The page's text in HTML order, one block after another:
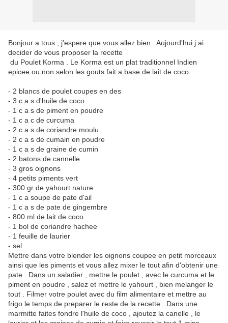
Bonjour a tous , j'espere que vous allez bien . Aujourd'hui j ai
decider de vous proposer la recette
du Poulet Korma . Le Korma est un plat traditionnel Indien
epicee ou non selon les gouts fait a base de lait de coco .
- 2 blancs de poulet coupes en des
- 3 c a s d'huile de coco
- 1 c a s de piment en poudre
- 1 c a c de curcuma
- 2 c a s de coriandre moulu
- 2 c a s de cumain en poudre
- 1 c a s de graine de cumin
- 2 batons de cannelle
- 3 gros oignons
- 4 petits piments vert
- 300 gr de yahourt nature
- 1 c a soupe de pate d'ail
- 1 c a s de pate de gingembre
- 800 ml de lait de coco
- 1 bol de coriandre hachee
- 1 feuille de laurier
- sel
Mettre dans votre blender les oignons coupee en petit morceaux
ainsi que les piments et vous allez mixer le tout afin d'obtenir une
pate . Dans un saladier , mettre le poulet , avec le curcuma et le
piment en poudre , salez et mettre le yahourt , bien melanger le
tout . Filmer votre poulet avec du film alimentaire et mettre au
frigo le temps de preparer le reste de la recette . Dans une
marmitte faites fondre l'huile de coco , ajoutez la canelle , le